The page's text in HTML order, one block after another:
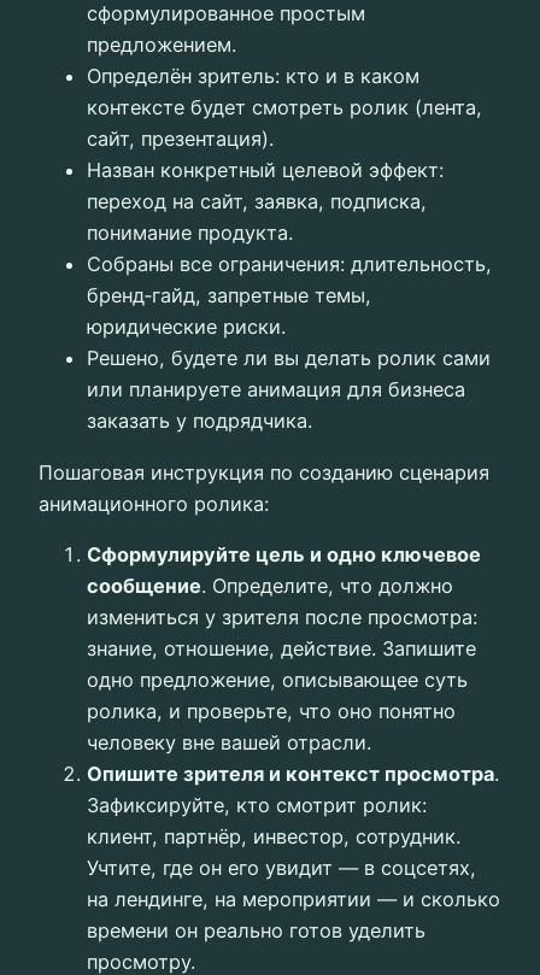
сформулированное простым
предложением.
Определён зритель: кто и в каком
контексте будет смотреть ролик (лента,
сайт, презентация).
Назван конкретный целевой эффект:
переход на сайт, заявка, подписка,
понимание продукта.
Собраны все ограничения: длительность,
бренд‑гайд, запретные темы,
юридические риски.
Решено, будете ли вы делать ролик сами
или планируете анимация для бизнеса
заказать у подрядчика.
Пошаговая инструкция по созданию сценария
анимационного ролика:
Сформулируйте цель и одно ключевое
сообщение. Определите, что должно
измениться у зрителя после просмотра:
знание, отношение, действие. Запишите
одно предложение, описывающее суть
ролика, и проверьте, что оно понятно
человеку вне вашей отрасли.
Опишите зрителя и контекст просмотра.
Зафиксируйте, кто смотрит ролик:
клиент, партнёр, инвестор, сотрудник.
Учтите, где он его увидит — в соцсетях,
на лендинге, на мероприятии — и сколько
времени он реально готов уделить
просмотру.